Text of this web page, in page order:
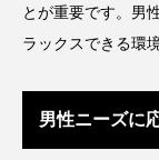
ソーシャルウェ
デジタルデトッ
とが重要です。男
ラックスできる環
男性ニーズに